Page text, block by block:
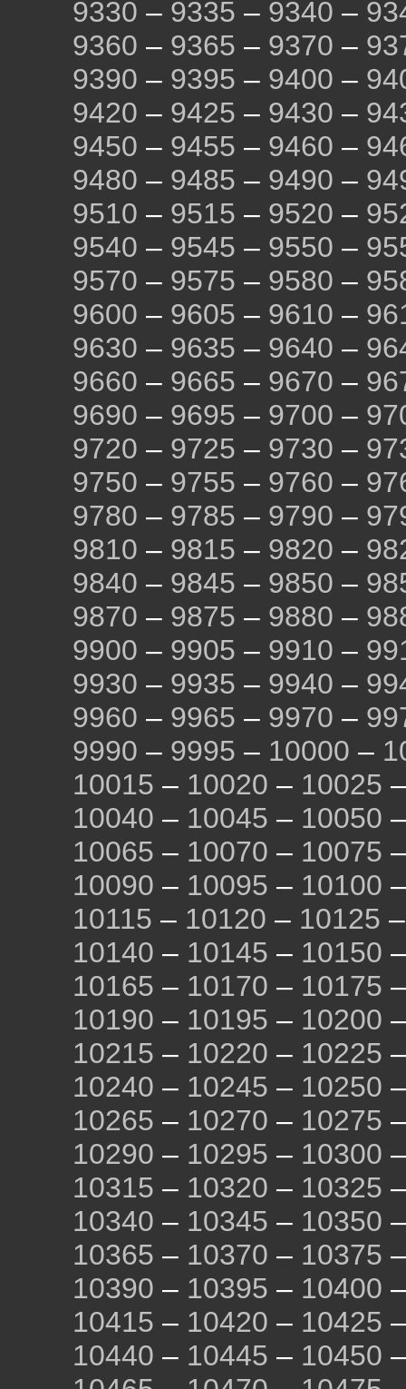
9330 – 9335 – 9340 –
9360 – 9365 – 9370 –
9390 – 9395 – 9400 –
9420 – 9425 – 9430 –
9450 – 9455 – 9460 –
9480 – 9485 – 9490 –
9510 – 9515 – 9520 –
9540 – 9545 – 9550 –
9570 – 9575 – 9580 –
9600 – 9605 – 9610 –
9630 – 9635 – 9640 –
9660 – 9665 – 9670 –
9690 – 9695 – 9700 –
9720 – 9725 – 9730 –
9750 – 9755 – 9760 –
9780 – 9785 – 9790 –
9810 – 9815 – 9820 –
9840 – 9845 – 9850 –
9870 – 9875 – 9880 –
9900 – 9905 – 9910 –
9930 – 9935 – 9940 –
9960 – 9965 – 9970 –
9990 – 9995 – 10000 –
10015 – 10020 – 10025
10040 – 10045 – 10050
10065 – 10070 – 10075
10090 – 10095 – 10100
10115 – 10120 – 10125
10140 – 10145 – 10150
10165 – 10170 – 10175
10190 – 10195 – 10200
10215 – 10220 – 10225
10240 – 10245 – 10250
10265 – 10270 – 10275
10290 – 10295 – 10300
10315 – 10320 – 10325
10340 – 10345 – 10350
10365 – 10370 – 10375
10390 – 10395 – 10400
10415 – 10420 – 10425
10440 – 10445 – 10450